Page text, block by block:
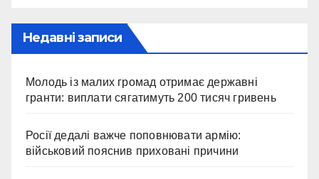
Недавні записи
Молодь із малих громад отримає державні
гранти: виплати сягатимуть 200 тисяч гривень
Росії дедалі важче поповнювати армію:
військовий пояснив приховані причини